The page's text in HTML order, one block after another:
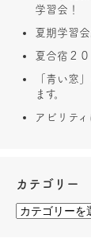
学習会！
夏期学習
夏合宿２
「青い窓
ます。
アビリテ
カテゴリー